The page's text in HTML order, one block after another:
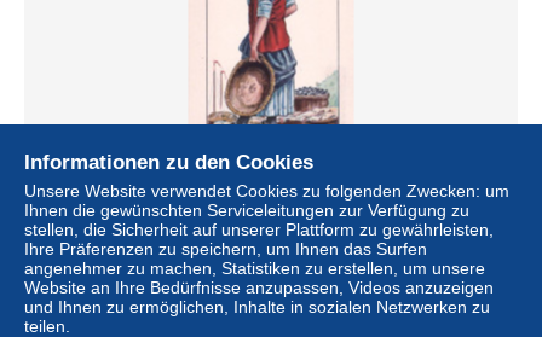
Brabant - Types et costumes brabançons vers 1835
(Dessin de J. Thiriar) Série 3 N°3 - la harengere
± 1,76 $ 1,90 € -20 %
Status Gewerblicher Händler
Informationen zu den Cookies
Unsere Website verwendet Cookies zu folgenden Zwecken: um
Ihnen die gewünschten Serviceleitungen zur Verfügung zu
stellen, die Sicherheit auf unserer Plattform zu gewährleisten,
Ihre Präferenzen zu speichern, um Ihnen das Surfen
angenehmer zu machen, Statistiken zu erstellen, um unsere
Website an Ihre Bedürfnisse anzupassen, Videos anzuzeigen
und Ihnen zu ermöglichen, Inhalte in sozialen Netzwerken zu
teilen.